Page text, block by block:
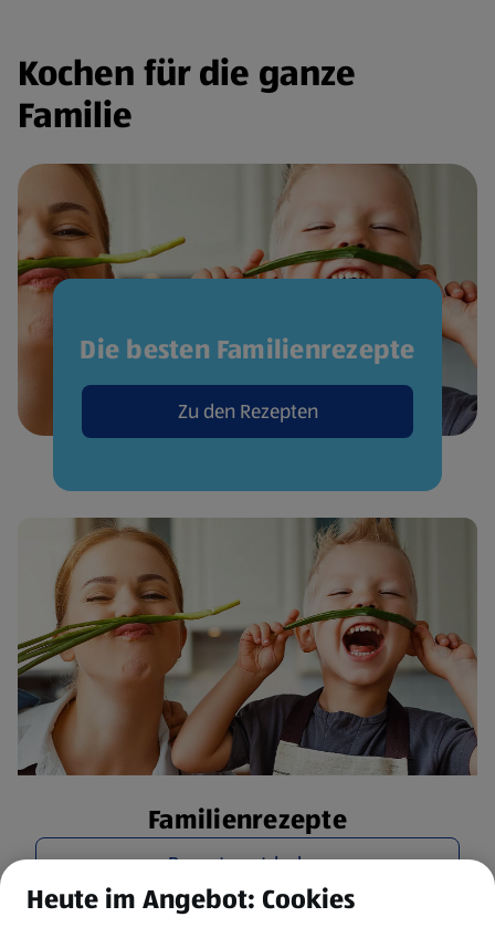
Kochen für die ganze
Familie
Die besten Familienrezepte
Zu den Rezepten
Familienrezepte
Rezepte entdecken
Heute im Angebot: Cookies